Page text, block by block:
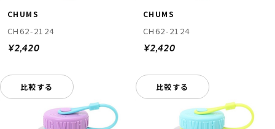
CHUMS
CH62-2124
¥2,420
比較する
CHUMS
CH62-2124
¥2,420
比較する